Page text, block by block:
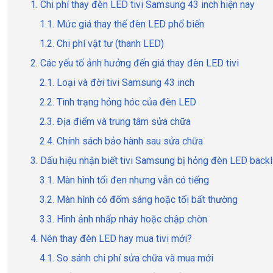
1. Chi phí thay đèn LED tivi Samsung 43 inch hiện nay
1.1. Mức giá thay thế đèn LED phổ biến
1.2. Chi phí vật tư (thanh LED)
2. Các yếu tố ảnh hưởng đến giá thay đèn LED tivi
2.1. Loại và đời tivi Samsung 43 inch
2.2. Tình trạng hỏng hóc của đèn LED
2.3. Địa điểm và trung tâm sửa chữa
2.4. Chính sách bảo hành sau sửa chữa
3. Dấu hiệu nhận biết tivi Samsung bị hỏng đèn LED
3.1. Màn hình tối đen nhưng vẫn có tiếng
3.2. Màn hình có đốm sáng hoặc tối bất thường
3.3. Hình ảnh nhấp nháy hoặc chập chờn
4. Nên thay đèn LED hay mua tivi mới?
4.1. So sánh chi phí sửa chữa và mua mới